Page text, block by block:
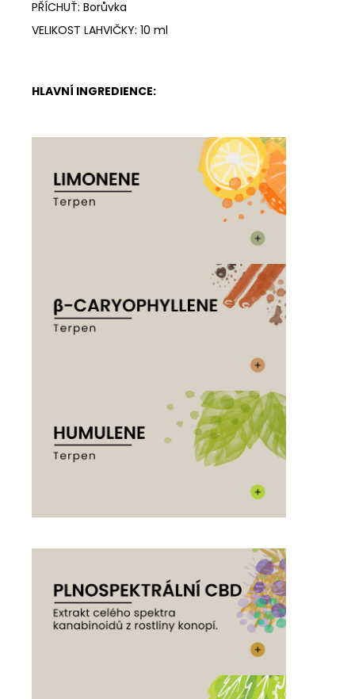
PŘÍCHUŤ: Borůvka
VELIKOST LAHVIČKY: 10 ml
HLAVNÍ INGREDIENCE: